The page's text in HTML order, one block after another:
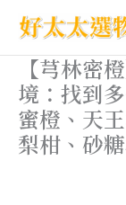
內
【芎林密
境：找到
蜜橙、天
梨柑、砂